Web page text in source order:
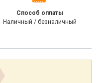
Способ оплаты
Наличный / безналичный